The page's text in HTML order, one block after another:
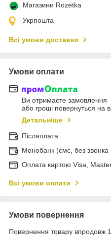
Магазини Rozetka
Укрпошта
Всі умови доставки
Умови оплати
Ви отримаєте замовлення
або гроші повернуться на
Детальніше
Післяплата
Монобанк (смс, без
Оплата картою Visa,
Всі умови оплати
Умови повернення
Повернення товару впродовж